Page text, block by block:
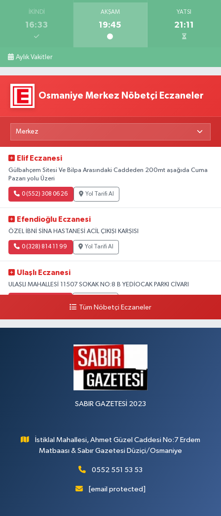
İKINDI
16:33
AKŞAM
19:45
YATSI
21:11
Aylık Vakitler
Osmaniye Merkez Nöbetçi Eczaneler
Elif Eczanesi
Gülbahçem Sitesi Ve Bilpa Arasındaki Caddeden 200mt aşağıda Cuma
Pazarı yolu Üzeri
0 (552) 308 06 26 Yol Tarifi Al
Efendioğlu Eczanesi
ÖZEL İBNİ SİNA HASTANESİ ACİL ÇIKIŞI KARŞISI
0 (328) 814 11 99 Yol Tarifi Al
Ulaşlı Eczanesi
ULAŞLI MAHALLESİ 11507 SOKAK NO:8 B YEDİOCAK PARKI CİVARI
Tüm Nöbetçi Eczaneler
SABIR GAZETESİ 2023
İstiklal Mahallesi, Ahmet Güzel Caddesi No:7 Erdem
Matbaası & Sabır Gazetesi Düziçi/Osmaniye
0552 551 53 53
[email protected]